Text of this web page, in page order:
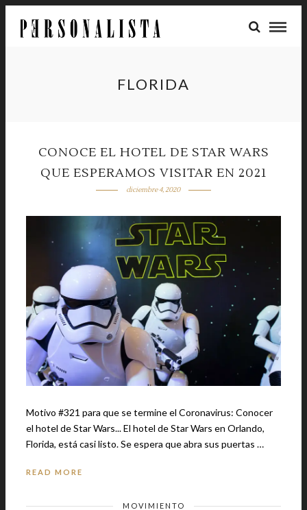
FLORIDA
CONOCE EL HOTEL DE STAR WARS
QUE ESPERAMOS VISITAR EN 2021
diciembre 4, 2020
Motivo #321 para que se termine el Coronavirus: Conocer
el hotel de Star Wars... El hotel de Star Wars en Orlando,
Florida, está casi listo. Se espera que abra sus puertas …
READ MORE
MOVIMIENTO